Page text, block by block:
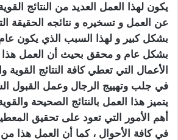
يكون لهذا العمل العديد من النتائج
عن العمل و تسخيره و نتائجه الحقيقة
بشكل كبير و لهذا السبب الذي يكون
بشكل عام و محقق بحيث أن العمل
الأعمال التي تعطي كافة النتائج القوية
في جلب وتهييج الرجال وعمل القبول
يتميز هذا العمل بالنتائج الصحيحة
أهم الأمور التي تعود على تحقيق
في كافة الأحوال ، كما أن العمل هذا